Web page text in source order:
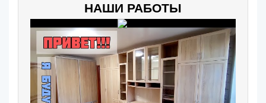
НАШИ РАБОТЫ